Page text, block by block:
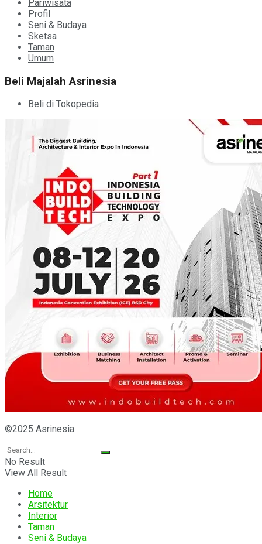
Pariwisata
Profil
Seni & Budaya
Sketsa
Taman
Umum
Beli Majalah Asrinesia
Beli di Tokopedia
©2025 Asrinesia
No Result
View All Result
Home
Arsitektur
Interior
Taman
Seni & Budaya